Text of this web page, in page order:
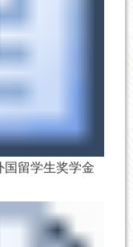
国留学生奖学金